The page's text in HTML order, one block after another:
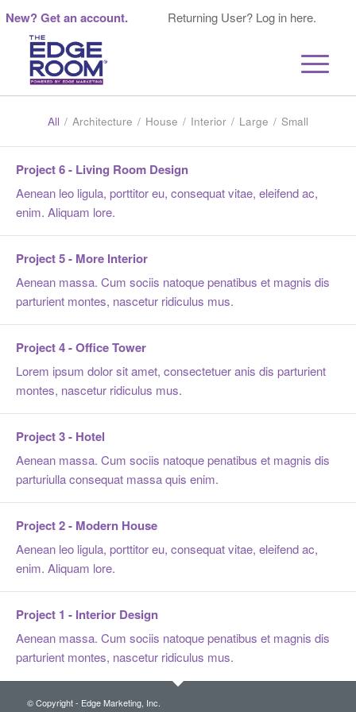
New? Get an account. Returning User? Log in here.
All / Architecture / House / Interior / Large / Small
Project 6 - Living Room Design
Aenean leo ligula, porttitor eu, consequat vitae, eleifend ac,
enim. Aliquam lore.
Project 5 - More Interior
Aenean massa. Cum sociis natoque penatibus et magnis dis
parturient montes, nascetur ridiculus mus.
Project 4 - Office Tower
Lorem ipsum dolor sit amet, consectetuer anis dis parturient
montes, nascetur ridiculus mus.
Project 3 - Hotel
Aenean massa. Cum sociis natoque penatibus et magnis dis
parturiulla consequat massa quis enim.
Project 2 - Modern House
Aenean leo ligula, porttitor eu, consequat vitae, eleifend ac,
enim. Aliquam lore.
Project 1 - Interior Design
Aenean massa. Cum sociis natoque penatibus et magnis dis
parturient montes, nascetur ridiculus mus.
© Copyright - Edge Marketing, Inc.